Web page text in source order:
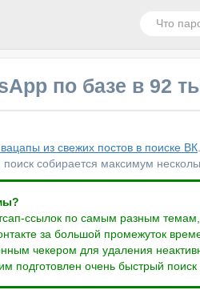
по базе в 92
из свежих постов в поиске ВК
собирается максимум
ссылок по самым разным
за большой промежуток
чекером для удаления
подготовлен очень быстрый поиск